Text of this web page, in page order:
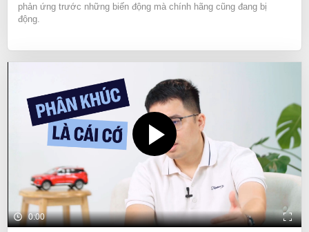
phản ứng trước những biến động mà chính hãng cũng đang bị
động.
0:00